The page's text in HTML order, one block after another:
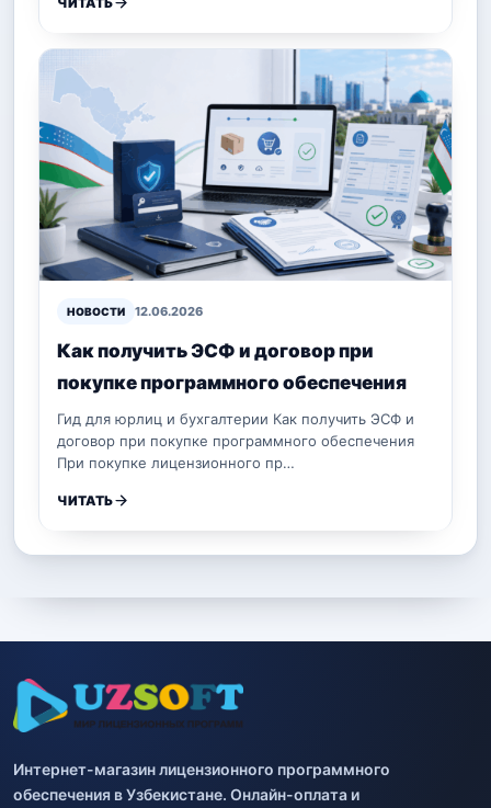
НОВОСТИ 12.06.2026
Как получить ЭСФ и договор при
покупке программного обеспечения
Гид для юрлиц и бухгалтерии Как получить ЭСФ и
договор при покупке программного обеспечения
При покупке лицензионного пр…
ЧИТАТЬ
Интернет-магазин лицензионного программного
обеспечения в Узбекистане. Онлайн-оплата и